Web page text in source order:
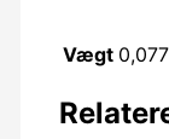
Vægt